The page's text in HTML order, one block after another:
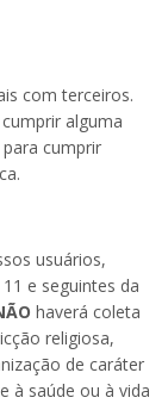
com terceiros.
alguma
cumprir
usuários,
e seguintes da
haverá coleta
religiosa,
de caráter
à saúde ou à vida